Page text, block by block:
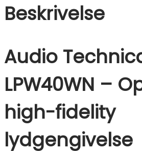
Beskrivelse
Audio
LPW40WN – O
high-fidelity
lydgengivelse